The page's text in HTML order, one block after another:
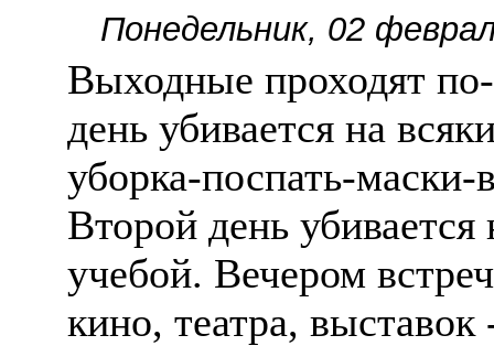
Понедельник, 02
Выходные проходят
день убивается на
уборка-поспать-
Второй день
учебой. Вечером
кино, театра,